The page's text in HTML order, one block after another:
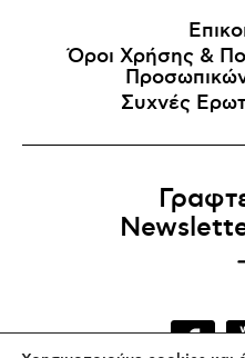
Όροι Χρήσης &
Συχνές